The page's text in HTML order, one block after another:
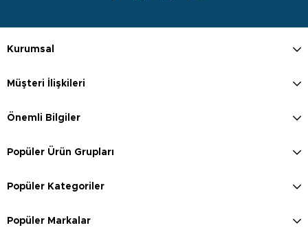
Kurumsal
Müşteri İlişkileri
Önemli Bilgiler
Popüler Ürün Grupları
Popüler Kategoriler
Popüler Markalar